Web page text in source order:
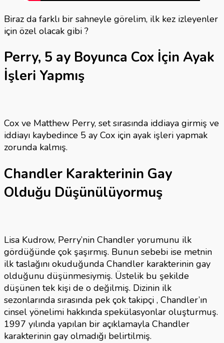
Biraz da farklı bir sahneyle görelim, ilk kez izleyenler
için özel olacak gibi ?
Perry, 5 ay Boyunca Cox İçin Ayak
İşleri Yapmış
Cox ve Matthew Perry, set sırasında iddiaya girmiş ve
iddiayı kaybedince 5 ay Cox için ayak işleri yapmak
zorunda kalmış.
Chandler Karakterinin Gay
Olduğu Düşünülüyormuş
Lisa Kudrow, Perry’nin Chandler yorumunu ilk
gördüğünde çok şaşırmış. Bunun sebebi ise metnin
ilk taslağını okuduğunda Chandler karakterinin gay
olduğunu düşünmesiymiş. Üstelik bu şekilde
düşünen tek kişi de o değilmiş. Dizinin ilk
sezonlarında sırasında pek çok takipçi , Chandler’ın
cinsel yönelimi hakkında spekülasyonlar oluşturmuş.
1997 yılında yapılan bir açıklamayla Chandler
karakterinin gay olmadığı belirtilmiş.